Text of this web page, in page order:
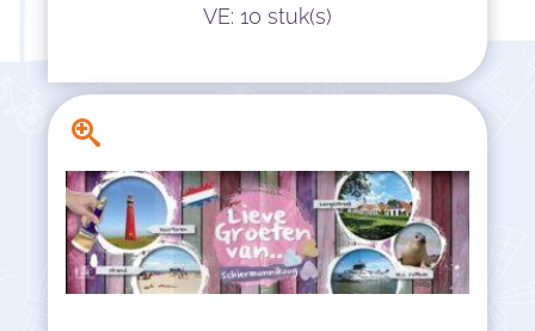
VE: 10 stuk(s)